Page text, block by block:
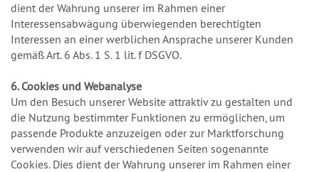
dient der Wahrung unserer im Rahmen einer
Interessensabwägung überwiegenden berechtigten
Interessen an einer werblichen Ansprache unserer Kunden
gemäß Art. 6 Abs. 1 S. 1 lit. f DSGVO.
6. Cookies und Webanalyse
Um den Besuch unserer Website attraktiv zu gestalten und
die Nutzung bestimmter Funktionen zu ermöglichen, um
passende Produkte anzuzeigen oder zur Marktforschung
verwenden wir auf verschiedenen Seiten sogenannte
Cookies. Dies dient der Wahrung unserer im Rahmen einer